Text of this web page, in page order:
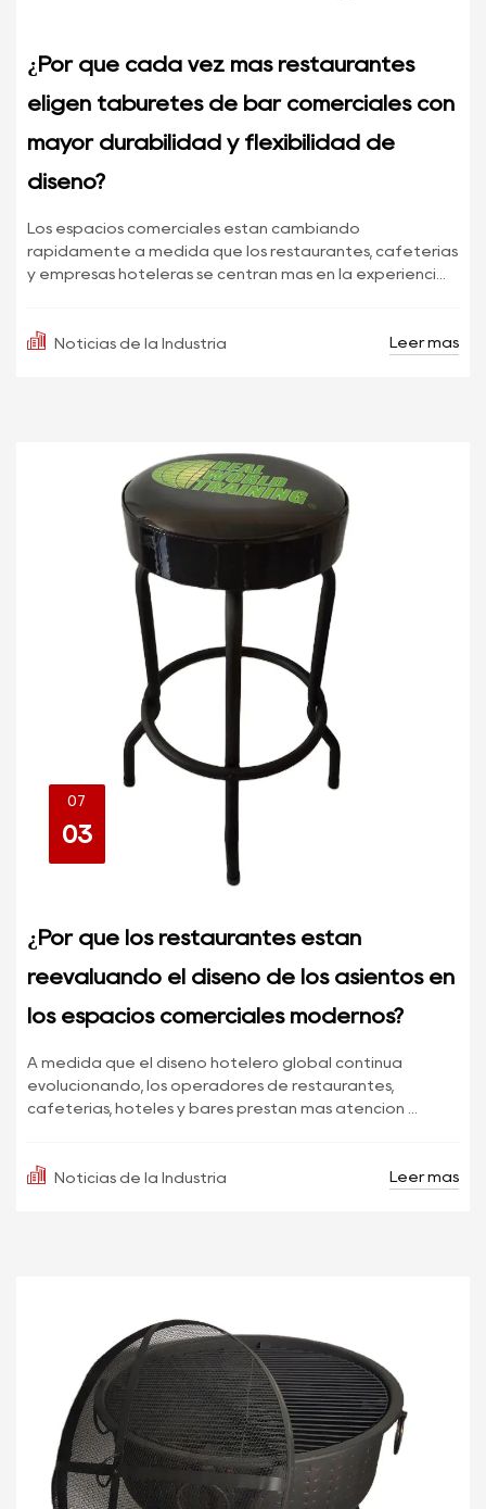
¿Por qué cada vez más restaurantes
eligen taburetes de bar comerciales con
mayor durabilidad y flexibilidad de
diseño?
Los espacios comerciales están cambiando
rápidamente a medida que los restaurantes, cafeterías
y empresas hoteleras se centran más en la experienci...
Noticias de la Industria Leer más
07
03
¿Por qué los restaurantes están
reevaluando el diseño de los asientos en
los espacios comerciales modernos?
A medida que el diseño hotelero global continúa
evolucionando, los operadores de restaurantes,
cafeterías, hoteles y bares prestan más atención ...
Noticias de la Industria Leer más